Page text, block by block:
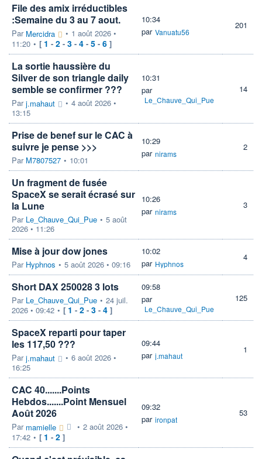
File des amix irréductibles
:Semaine du 3 au 7 aout.
Par Mercidra • 1 août 2026 •
11:20 • [ 1 - 2 - 3 - 4 - 5 - 6 ]
10:34
par Vanuatu56
201
La sortie haussière du
Silver de son triangle daily
semble se confirmer ???
Parj.mahaut • 4 août 2026 •
13:15
10:31
par
Le_Chauve_Qui_Pue
14
Prise de benef sur le CAC à
suivre je pense >>>
Par M7807527 • 10:01
10:29
par nirams
2
Un fragment de fusée
SpaceX se serait écrasé sur
la Lune
Par Le_Chauve_Qui_Pue • 5 août
2026 • 11:26
10:26
par nirams
3
Mise à jour dow jones
Par Hyphnos • 5 août 2026 • 09:16
10:02
par Hyphnos
4
Short DAX 250028 3 lots
Par Le_Chauve_Qui_Pue • 24 juil.
2026 • 09:42 • [ 1 - 2 - 3 - 4 ]
09:58
par
Le_Chauve_Qui_Pue
125
SpaceX reparti pour taper
les 117,50 ???
Parj.mahaut • 6 août 2026 •
16:25
09:44
par j.mahaut
1
CAC 40.......Points
Hebdos.......Point Mensuel
Août 2026
Par mamielle • 2 août 2026 •
17:42 • [ 1 - 2 ]
09:32
par ironpat
53